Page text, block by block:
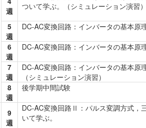
週
ついて学ぶ。（シミュレーション演習
5
週
DC-AC変換回路：インバータの基本原
6
週
DC-AC変換回路：インバータの基本原
7
週
DC-AC変換回路：インバータの基本原
（シミュレーション演習）
8
週
後学期中間試験
9
週
DC-AC変換回路Ⅱ：パルス変調方式，
いて学ぶ。